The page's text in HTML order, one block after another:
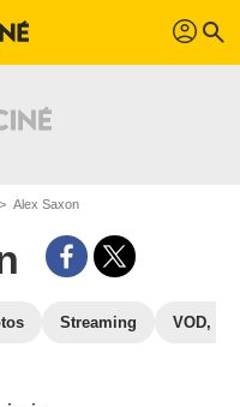
profil search
Alex Saxon
Streaming VOD,